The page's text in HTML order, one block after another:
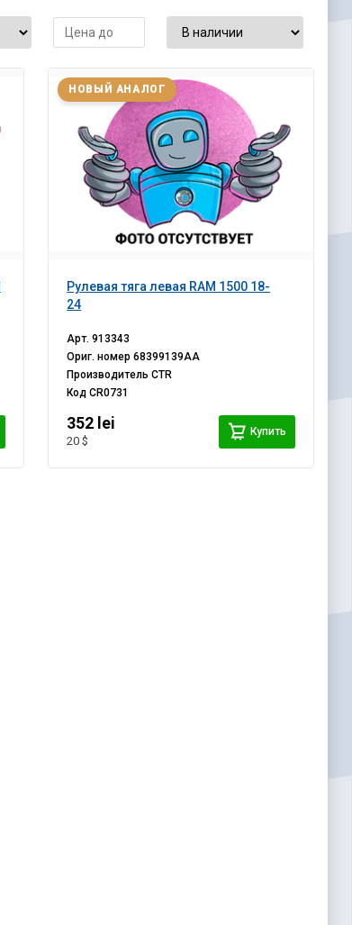
Рулевая тяга левая RAM 1500 18-
24
НОВЫЙ АНАЛОГ
Арт.913343
Ориг. номер68399139AA
ПроизводительCTR
КодCR0731
352 lei
20 $
Купить